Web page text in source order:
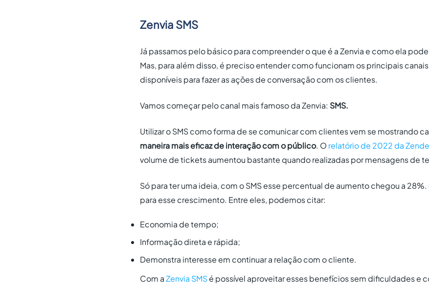
Zenvia SMS
Já passamos pelo básico para compreender o que é a Zenvia e como ela
Mas, para além disso, é preciso entender como funcionam os principais
disponíveis para fazer as ações de conversação com os clientes.
Vamos começar pelo canal mais famoso da Zenvia: SMS.
Utilizar o SMS como forma de se comunicar com clientes vem se mostrando
maneira mais eficaz de interação com o público. O relatório de 2022 da
volume de tickets aumentou bastante quando realizadas por mensagens de
Só para ter uma ideia, com o SMS esse percentual de aumento chegou a
para esse crescimento. Entre eles, podemos citar:
Economia de tempo;
Informação direta e rápida;
Demonstra interesse em continuar a relação com o cliente.
Com aZenvia SMSé possível aproveitar esses benefícios sem dificuldades e